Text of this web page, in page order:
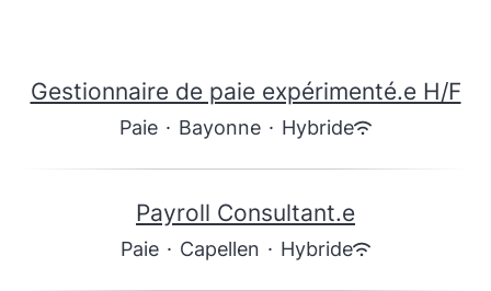
Gestionnaire de paie expérimenté.e H/F
Paie · Bayonne · Hybride
Payroll Consultant.e
Paie · Capellen · Hybride